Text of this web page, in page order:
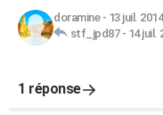
doramine- 13 juil.
stf_jpd87- 14 juil.
1 réponse